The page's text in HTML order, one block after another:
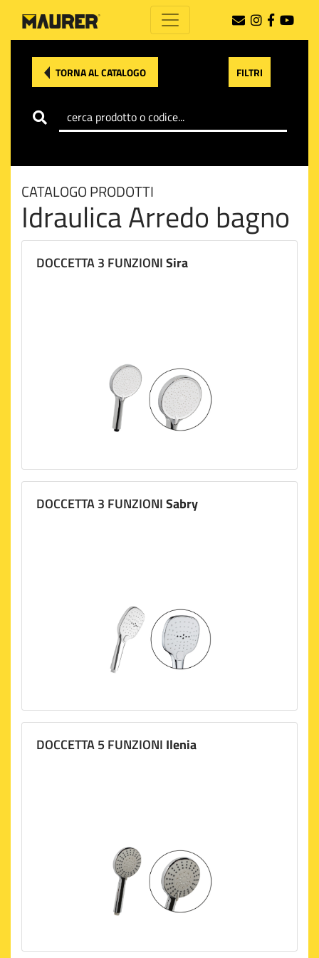
TORNA AL CATALOGO FILTRI
CATALOGO PRODOTTI
Idraulica Arredo bagno
DOCCETTA 3 FUNZIONISira
DOCCETTA 3 FUNZIONISabry
DOCCETTA 5 FUNZIONI Ilenia